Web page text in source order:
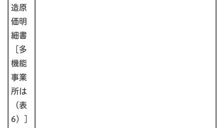
造原
価明
細書
［多
機能
事業
所は
（表
6）］